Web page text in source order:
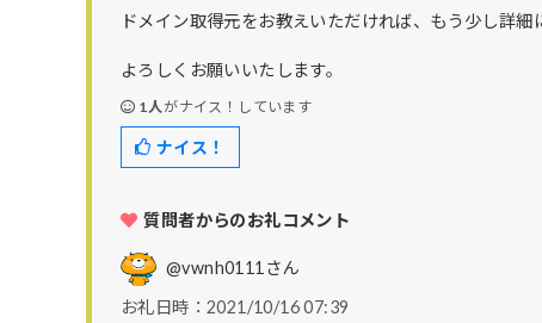
ドメイン取得元をお教えいただければ、もう少し詳細
よろしくお願いいたします。
1人がナイス！しています
ナイス！
質問者からのお礼コメント
@vwnh0111 さん
お礼日時：2021/10/16 07:39